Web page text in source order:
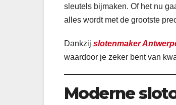
sleutels bijmaken. Of het nu
alles wordt met de grootste
Dankzij slotenmaker
waardoor je zeker bent van
Moderne